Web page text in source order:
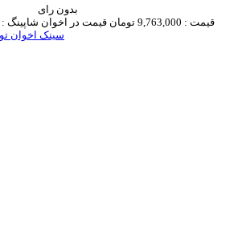
بدون رای
قیمت : 9,763,000 تومان قیمت در اخوان شاپینگ :